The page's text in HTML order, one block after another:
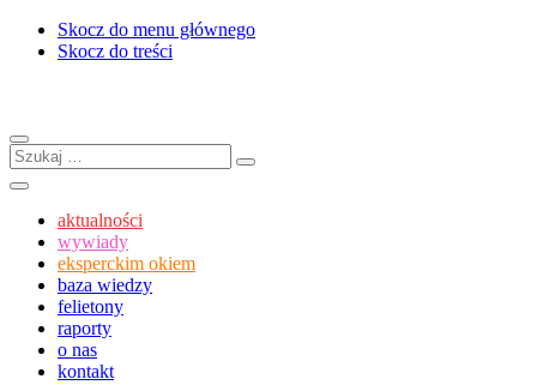
Skocz do menu głównego
Skocz do treści
Menu
Szukaj:
Szukaj
Szukaj
aktualności
wywiady
eksperckim okiem
baza wiedzy
felietony
raporty
o nas
kontakt